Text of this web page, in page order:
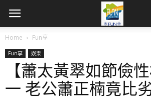
Home Fun享
Fun享 娛樂
【蕭太黃翠如節儉
一 老公蕭正楠竟比